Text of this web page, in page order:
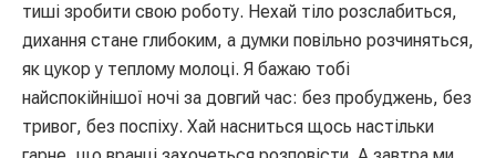
тиші зробити свою роботу. Нехай тіло розслабиться,
дихання стане глибоким, а думки повільно розчиняться,
як цукор у теплому молоці. Я бажаю тобі
найспокійнішої ночі за довгий час: без пробуджень, без
тривог, без поспіху. Хай насниться щось настільки